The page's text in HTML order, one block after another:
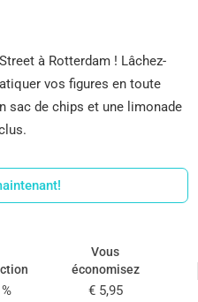
à Rotterdam ! Lâchez-
vos figures en toute
sac de chips et une limonade
Vous
économisez
€ 5,95